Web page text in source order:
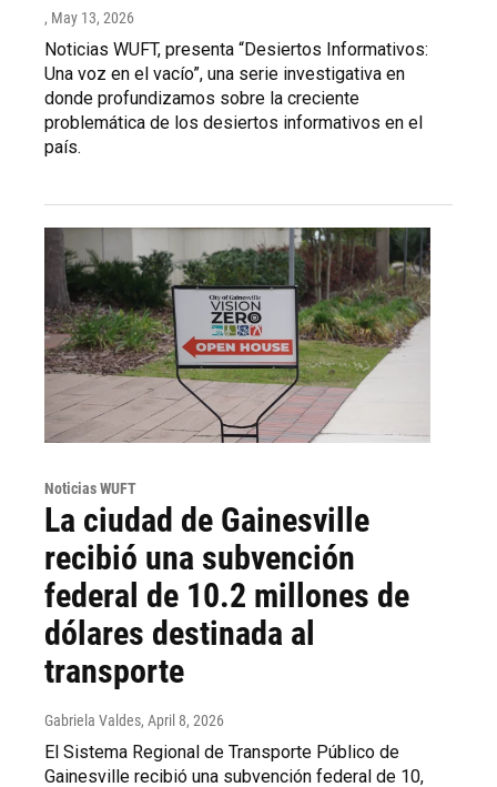
, May 13, 2026
Noticias WUFT, presenta “Desiertos Informativos:
Una voz en el vacío”, una serie investigativa en
donde profundizamos sobre la creciente
problemática de los desiertos informativos en el
país.
Noticias WUFT
La ciudad de Gainesville
recibió una subvención
federal de 10.2 millones de
dólares destinada al
transporte
Gabriela Valdes, April 8, 2026
El Sistema Regional de Transporte Público de
Gainesville recibió una subvención federal de 10,